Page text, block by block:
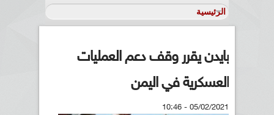
بايدن يقرر وقف دعم العمليات
العسكرية في اليمن
05/02/2021 - 10:46